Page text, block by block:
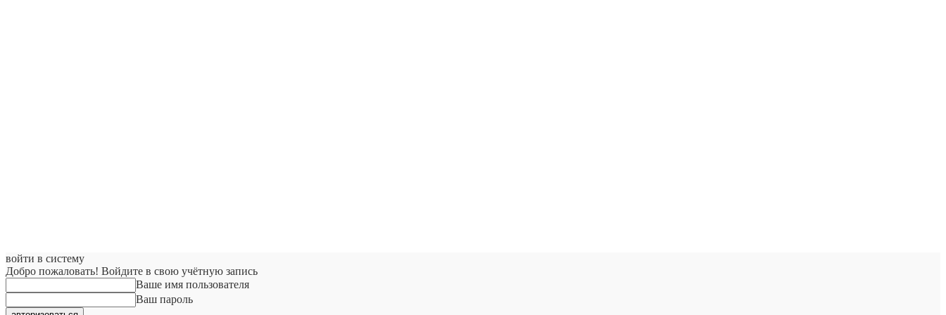
войти в систему
Добро пожаловать! Войдите в свою учётную запись
Ваше имя пользователя
Ваш пароль